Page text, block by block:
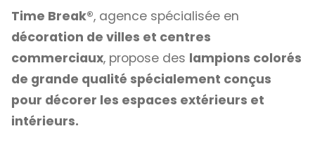
Time Break®, agence spécialisée en
décoration de villes et centres
commerciaux, propose des lampions colorés
de grande qualité spécialement conçus
pour décorer les espaces extérieurs et
intérieurs.